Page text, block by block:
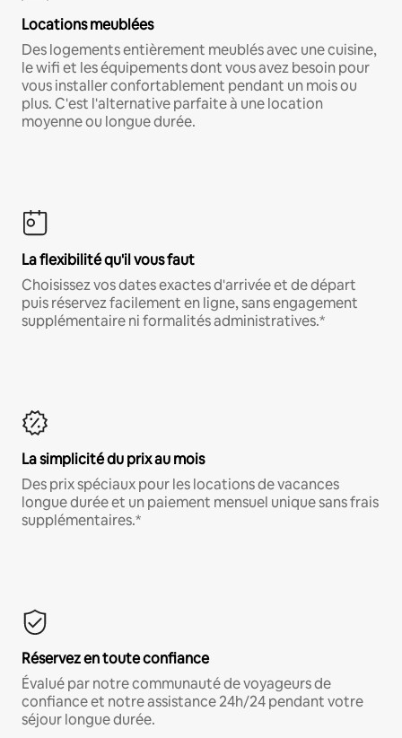
Locations meublées
Des logements entièrement meublés avec une cuisine,
le wifi et les équipements dont vous avez besoin pour
vous installer confortablement pendant un mois ou
plus. C'est l'alternative parfaite à une location
moyenne ou longue durée.
La flexibilité qu'il vous faut
Choisissez vos dates exactes d'arrivée et de départ
puis réservez facilement en ligne, sans engagement
supplémentaire ni formalités administratives.*
La simplicité du prix au mois
Des prix spéciaux pour les locations de vacances
longue durée et un paiement mensuel unique sans frais
supplémentaires.*
Réservez en toute confiance
Évalué par notre communauté de voyageurs de
confiance et notre assistance 24h/24 pendant votre
séjour longue durée.